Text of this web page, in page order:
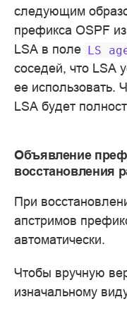
следующим
префикса OSPF
LSA в поле LS
соседей, что LSA
ее использовать.
LSA будет
Объявление
восстановления
При
апстримов
автоматически.
Чтобы вручную
изначальному